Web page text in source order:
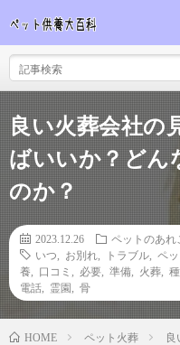
良い火葬会社の
ばいいか？どん
のか？
2023.12.26
ペットのあれ
いつ
お別れ トラブル ペッ
養
口コミ 必要 準備 火葬
電話
霊園 骨
HOME ペット火葬